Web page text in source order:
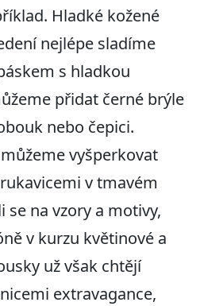
Hladké kožené
nejlépe sladíme
s hladkou
přidat černé brýle
nebo čepici.
vyšperkovat
v tmavém
na vzory a motivy,
v kurzu květinové a
už však chtějí
extravagance,